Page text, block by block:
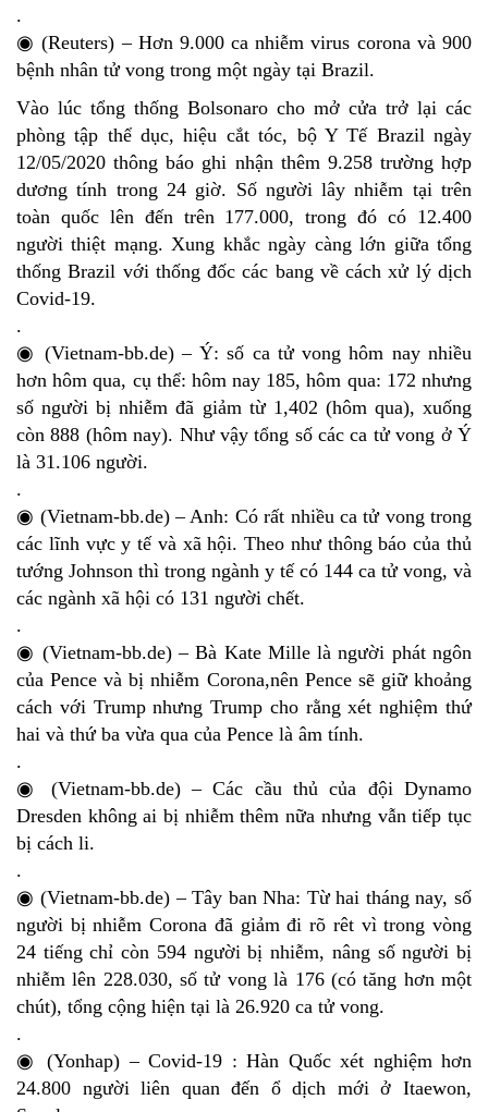
.
◉ (Reuters) – Hơn 9.000 ca nhiễm virus corona và 900
bệnh nhân tử vong trong một ngày tại Brazil.
Vào lúc tổng thống Bolsonaro cho mở cửa trở lại các
phòng tập thể dục, hiệu cắt tóc, bộ Y Tế Brazil ngày
12/05/2020 thông báo ghi nhận thêm 9.258 trường hợp
dương tính trong 24 giờ. Số người lây nhiễm tại trên
toàn quốc lên đến trên 177.000, trong đó có 12.400
người thiệt mạng. Xung khắc ngày càng lớn giữa tổng
thống Brazil với thống đốc các bang về cách xử lý dịch
Covid-19.
.
◉ (Vietnam-bb.de) – Ý: số ca tử vong hôm nay nhiều
hơn hôm qua, cụ thể: hôm nay 185, hôm qua: 172 nhưng
số người bị nhiễm đã giảm từ 1,402 (hôm qua), xuống
còn 888 (hôm nay). Như vậy tổng số các ca tử vong ở Ý
là 31.106 người.
.
◉ (Vietnam-bb.de) – Anh: Có rất nhiều ca tử vong trong
các lĩnh vực y tế và xã hội. Theo như thông báo của thủ
tướng Johnson thì trong ngành y tế có 144 ca tử vong, và
các ngành xã hội có 131 người chết.
.
◉ (Vietnam-bb.de) – Bà Kate Mille là người phát ngôn
của Pence và bị nhiễm Corona,nên Pence sẽ giữ khoảng
cách với Trump nhưng Trump cho rằng xét nghiệm thứ
hai và thứ ba vừa qua của Pence là âm tính.
.
◉ (Vietnam-bb.de) – Các cầu thủ của đội Dynamo
Dresden không ai bị nhiễm thêm nữa nhưng vẫn tiếp tục
bị cách li.
.
◉ (Vietnam-bb.de) – Tây ban Nha: Từ hai tháng nay, số
người bị nhiễm Corona đã giảm đi rõ rêt vì trong vòng
24 tiếng chỉ còn 594 người bị nhiễm, nâng số người bị
nhiễm lên 228.030, số tử vong là 176 (có tăng hơn một
chút), tổng cộng hiện tại là 26.920 ca tử vong.
.
◉ (Yonhap) – Covid-19 : Hàn Quốc xét nghiệm hơn
24.800 người liên quan đến ổ dịch mới ở Itaewon,